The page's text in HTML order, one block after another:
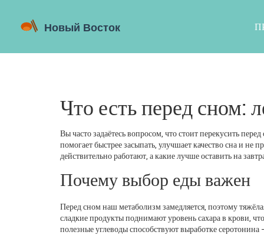
Что есть перед сном:
Вы часто задаётесь вопросом, что стоит перекусить
помогает быстрее засыпать, улучшает качество сна и
действительно работают, а какие лучше оставить на
Почему выбор еды важен
Перед сном наш метаболизм замедляется, поэтому
сладкие продукты поднимают уровень сахара в крови,
полезные углеводы способствуют выработке